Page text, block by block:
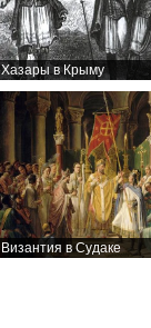
Хазары в Крыму
Византия в Судаке